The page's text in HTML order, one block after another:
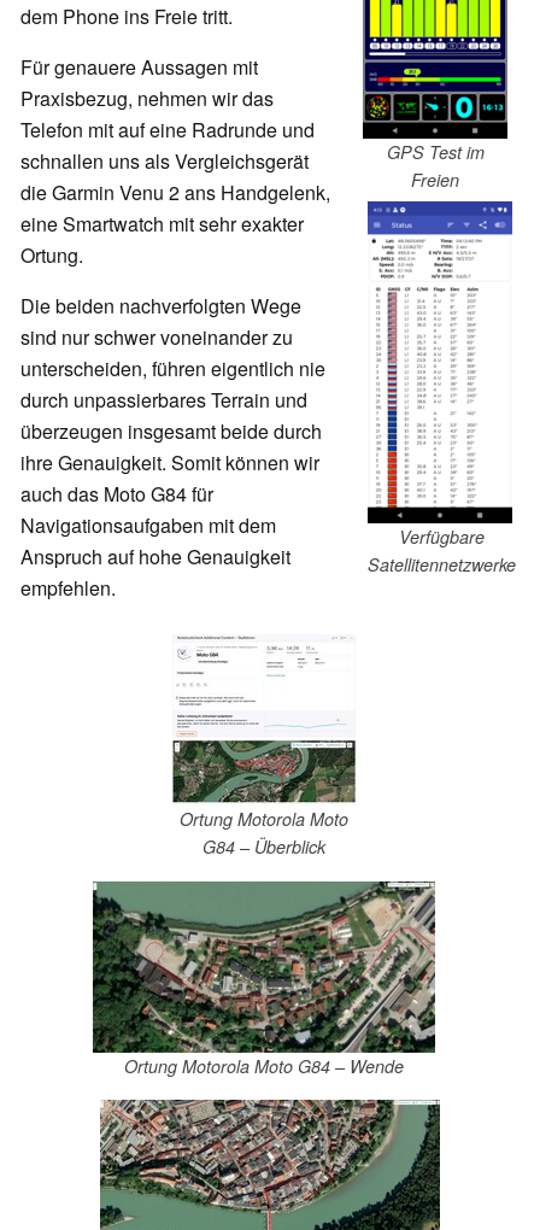
GPS Test im
Freien
Verfügbare
Satellitennetzwerke
dem Phone ins Freie tritt.
Für genauere Aussagen mit
Praxisbezug, nehmen wir das
Telefon mit auf eine Radrunde und
schnallen uns als Vergleichsgerät
die Garmin Venu 2 ans Handgelenk,
eine Smartwatch mit sehr exakter
Ortung.
Die beiden nachverfolgten Wege
sind nur schwer voneinander zu
unterscheiden, führen eigentlich nie
durch unpassierbares Terrain und
überzeugen insgesamt beide durch
ihre Genauigkeit. Somit können wir
auch das Moto G84 für
Navigationsaufgaben mit dem
Anspruch auf hohe Genauigkeit
empfehlen.
Ortung Motorola Moto
G84 – Überblick
Ortung Motorola Moto G84 – Wende